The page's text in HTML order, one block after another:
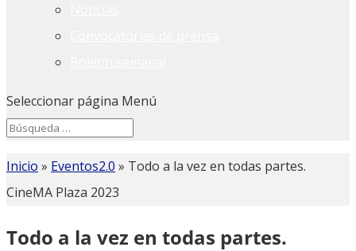
Seleccionar página Menú
Search
for...
Inicio » Eventos2.0 » Todo a la vez en todas partes.
CineMA Plaza 2023
Todo a la vez en todas partes.